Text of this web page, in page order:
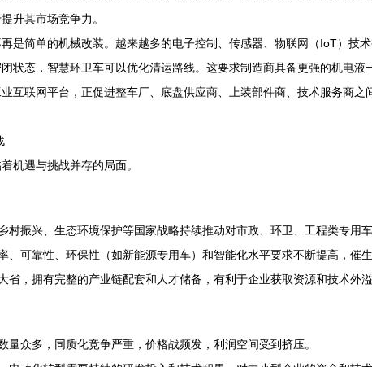
升其市场竞争力。
是简单的机械改装。越来越多的电子控制、传感器、物联网（IoT）技
状态，智慧环卫车可以优化清运路线。这要求制造商具备更强的机电液
互联网平台，正促进整车厂、底盘供应商、上装部件商、技术服务商
机遇与挑战并存的局面。
村振兴、生态环境保护等国家战略持续推动对市政、环卫、工程类专用车
、可靠性、环保性（如新能源专用车）和智能化水平要求不断提高，催
省，拥有完整的产业链配套和人才储备，有利于企业获取资源和技术外溢
量众多，同质化竞争严重，价格战频发，利润空间受到挤压。